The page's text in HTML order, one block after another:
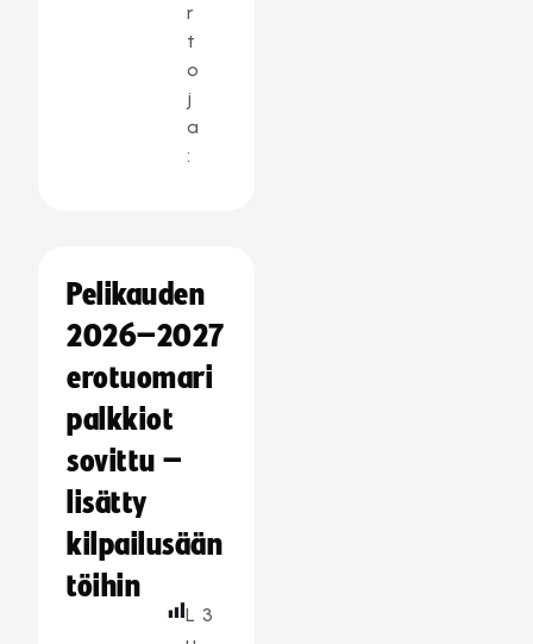
r
t
o
j
a
:
Pelikauden
2026–2027
erotuomari
palkkiot
sovittu –
lisätty
kilpailusään
töihin
L 3